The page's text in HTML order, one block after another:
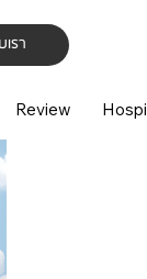
รา
Review